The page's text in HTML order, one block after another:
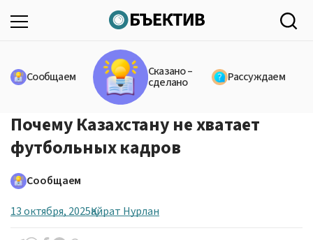
Сообщаем Сказано –
сделано Рассуждаем
Почему Казахстану не хватает
футбольных кадров
Сообщаем
13 октября, 2025Қайрат Нурлан